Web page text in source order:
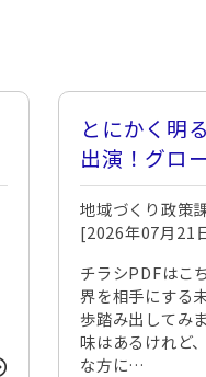
とにかく明
出演！グロ
ットワーク
地域づくり政策
[2026年07月21
チラシPDFはこ
界を相手にする
歩踏み出してみ
味はあるけれど
な方に…